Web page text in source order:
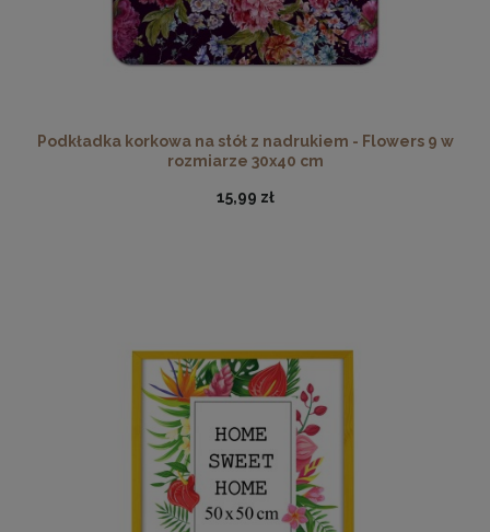
DO KOSZYKA
Nowoczesna otwierana pufa 45x160 w kolorze grafitowym
519,99 zł
DO KOSZYKA
Podkładka korkowa na stół z nadrukiem - Flowers 9 w
rozmiarze 30x40 cm
15,99 zł